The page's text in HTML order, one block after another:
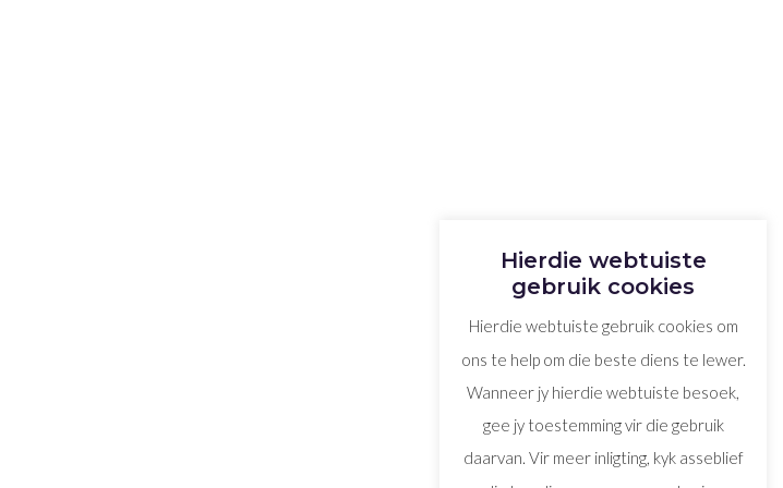
Hierdie webtuiste
gebruik cookies
Hierdie webtuiste gebruik cookies om
ons te help om die beste diens te lewer.
Wanneer jy hierdie webtuiste besoek,
gee jy toestemming vir die gebruik
daarvan. Vir meer inligting, kyk asseblief